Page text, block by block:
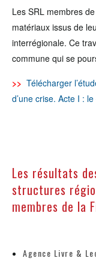
Les SRL membres
matériaux issus de
interrégionale. Ce
commune qui se
>> Télécharger
d’une crise. Acte I :
Les résultats
structures
membres de la
Agence Livre &